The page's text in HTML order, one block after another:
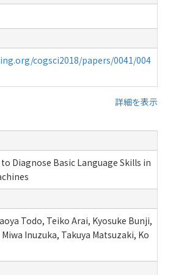
cogsci2018/papers/0041/004
詳細を表示
Diagnose Basic Language Skills in
Todo, Teiko Arai, Kyosuke Bunji,
Inuzuka, Takuya Matsuzaki, Ko